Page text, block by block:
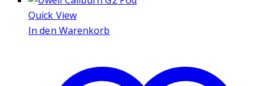
Quick View
In den Warenkorb